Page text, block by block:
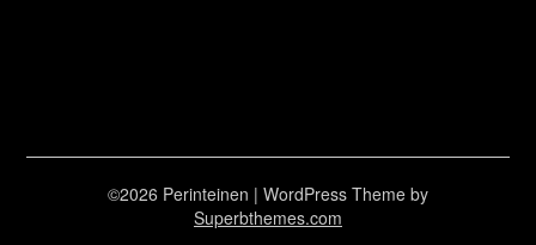
©2026 Perinteinen | WordPress Theme by
Superbthemes.com